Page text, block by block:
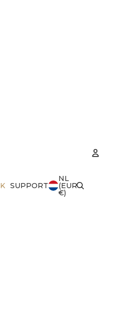
SUPPORT
NL
(EUR
€)